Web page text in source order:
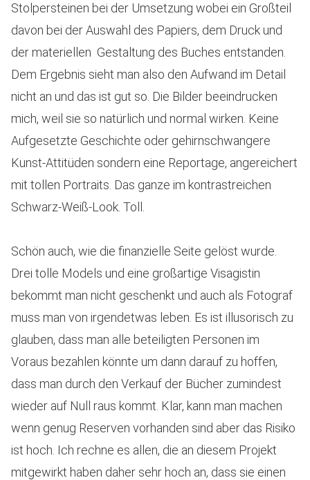
Stolpersteinen bei der Umsetzung wobei ein Großteil
davon bei der Auswahl des Papiers, dem Druck und
der materiellen Gestaltung des Buches entstanden.
Dem Ergebnis sieht man also den Aufwand im Detail
nicht an und das ist gut so. Die Bilder beeindrucken
mich, weil sie so natürlich und normal wirken. Keine
Aufgesetzte Geschichte oder gehirnschwangere
Kunst-Attitüden sondern eine Reportage, angereichert
mit tollen Portraits. Das ganze im kontrastreichen
Schwarz-Weiß-Look. Toll.
Schön auch, wie die finanzielle Seite gelöst wurde.
Drei tolle Models und eine großartige Visagistin
bekommt man nicht geschenkt und auch als Fotograf
muss man von irgendetwas leben. Es ist illusorisch zu
glauben, dass man alle beteiligten Personen im
Voraus bezahlen könnte um dann darauf zu hoffen,
dass man durch den Verkauf der Bücher zumindest
wieder auf Null raus kommt. Klar, kann man machen
wenn genug Reserven vorhanden sind aber das Risiko
ist hoch. Ich rechne es allen, die an diesem Projekt
mitgewirkt haben daher sehr hoch an, dass sie einen